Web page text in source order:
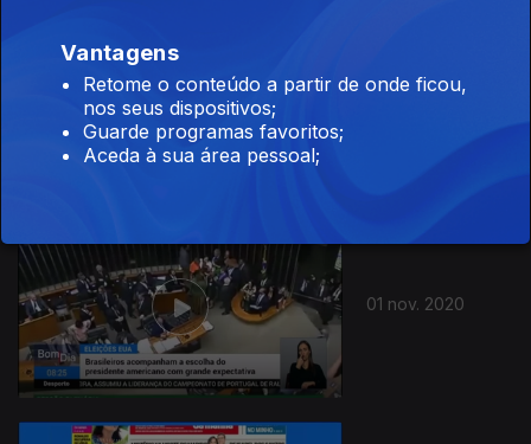
07 nov. 2020
01 nov. 2020
Vantagens
Retome o conteúdo a partir de onde ficou,
nos seus dispositivos;
Guarde programas favoritos;
Aceda à sua área pessoal;